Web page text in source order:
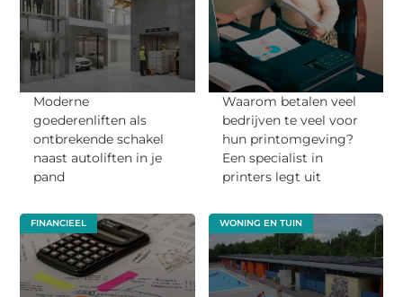
Moderne
goederenliften als
ontbrekende schakel
naast autoliften in je
pand
Waarom betalen veel
bedrijven te veel voor
hun printomgeving?
Een specialist in
printers legt uit
FINANCIEEL WONING EN TUIN